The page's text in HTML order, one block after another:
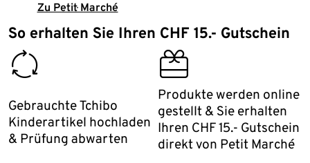
Zu Petit Marché
So erhalten Sie Ihren CHF 15.- Gutschein
proper_disposal
Gebrauchte Tchibo
Kinderartikel hochladen
& Prüfung abwarten
giftcard_voucher
Produkte werden online
gestellt & Sie erhalten
Ihren CHF 15.- Gutschein
direkt von Petit Marché